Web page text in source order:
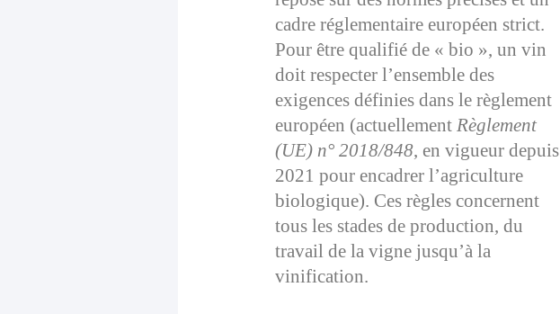
cadre réglementaire européen strict.
Pour être qualifié de « bio », un vin
doit respecter l’ensemble des
exigences définies dans le règlement
européen (actuellement Règlement
(UE) n° 2018/848, en vigueur depuis
2021 pour encadrer l’agriculture
biologique). Ces règles concernent
tous les stades de production, du
travail de la vigne jusqu’à la
vinification.